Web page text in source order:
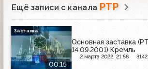
Ещё записи с канала РТР
00:15
Основная заставка
14.09.2001) Кремль
2 марта 2022, 21:58 3142
Заставка